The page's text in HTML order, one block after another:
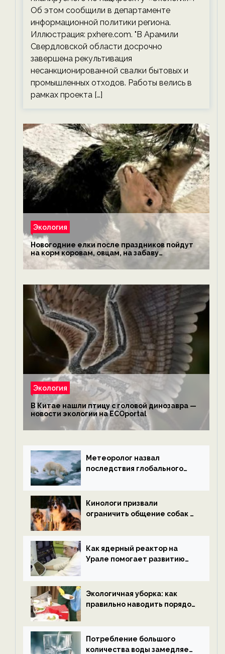
Об этом сообщили в департаменте
информационной политики региона.
Иллюстрация: pxhere.com. "В Арамили
Свердловской области досрочно
завершена рекультивация
несанкционированной свалки бытовых и
промышленных отходов. Работы велись в
рамках проекта […]
Экология
Новогодние елки после праздников пойдут
на корм коровам, овцам, на забаву
обезьянам, львам и леопардам — новости
экологии на ECOportal
Экология
В Китае нашли птицу с головой динозавра —
новости экологии на ECOportal
Метеоролог назвал
последствия глобального
ECOportal
Кинологи призвали
ограничить общение собак с
ECOportal
Как ядерный реактор на
Урале помогает развитию
ECOportal
Экологичная уборка: как
правильно наводить порядок
Потребление большого
количества воды замедляет